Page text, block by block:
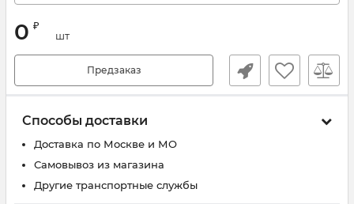
0 ₽
шт
Предзаказ
Способы доставки
Доставка по Москве и МО
Самовывоз из магазина
Другие транспортные службы